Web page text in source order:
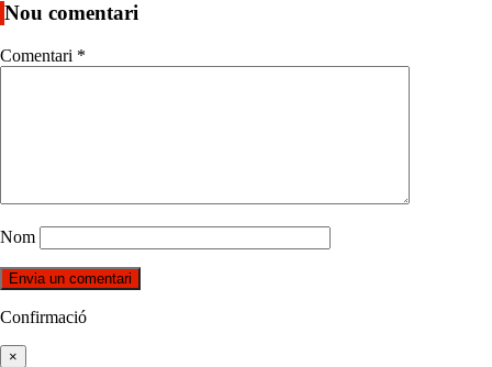
Nou comentari
Comentari *
Nom
Confirmació
×